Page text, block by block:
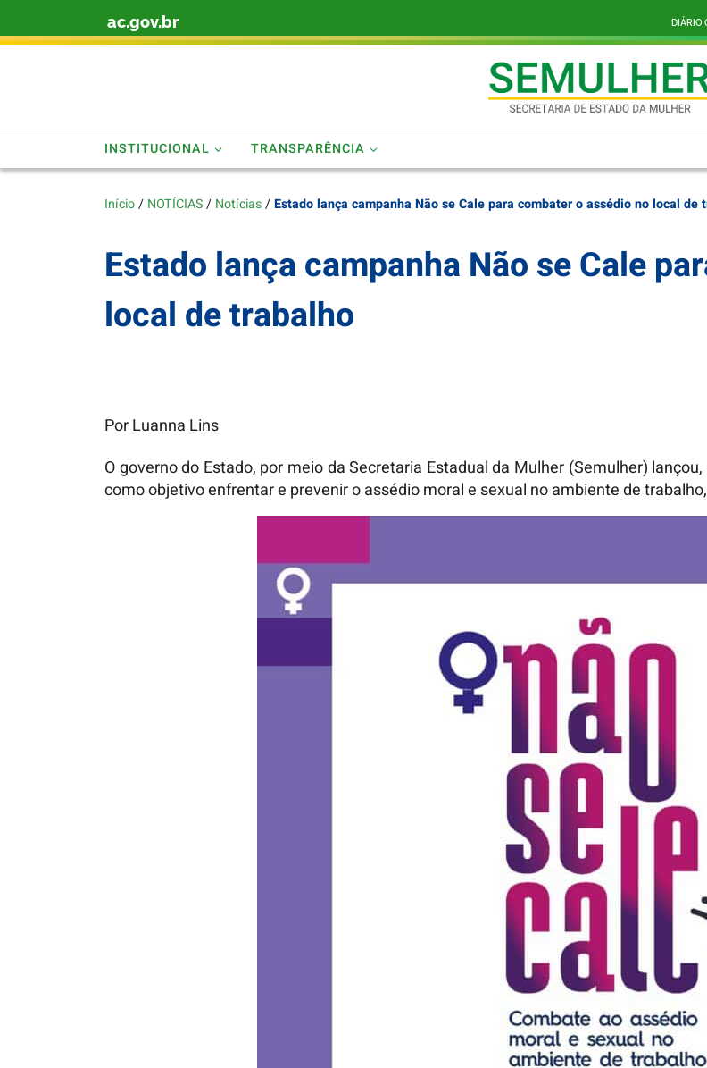
Skip to contentac.gov.br DIÁRIO
INSTITUCIONAL TRANSPARÊNCIA
Início/ NOTÍCIAS/ Notícias/Estado lança campanha Não se Cale para combater o assédio no local de
Estado lança campanha Não se Cale
local de trabalho
Por Luanna Lins
O governo do Estado, por meio da Secretaria Estadual da Mulher (Semulher)
como objetivo enfrentar e prevenir o assédio moral e sexual no ambiente de